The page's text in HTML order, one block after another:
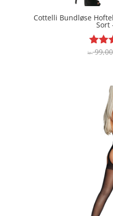
Cottelli Bundløse
Sort
kr.99,00